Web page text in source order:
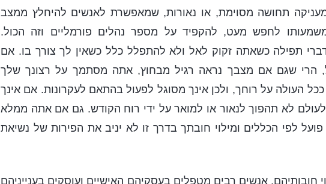
תחושה מסוימת, או נאורות, שמאפשרת לאנשים להיחלץ ממצב
לחפש מעט, להקפיד על מספר נהלים פורמליים וזה הכול.
תפילה כשאתה זקוק לאל ולא להתפלל כלל כשאין לך צורך בו. אם
הרי שגם אם מצבך נראה רגיל מבחוץ, אתה מסתמך על רצונך שלך
העולה על רוחך, ולכן אינך מסוגל לפעול בהתאם לעקרונות. אם אינך
לא תהפוך לנאור או למואר על ידי רוח הקודש. גם אם אתה ממלא
לפי הכללים ומילוי חובתך בדרך זו לא יניב את הפירות של נשיאת
חובותיהם, אנשים רבים מטפלים בעסקיהם האישיים ועוסקים בענייניהם